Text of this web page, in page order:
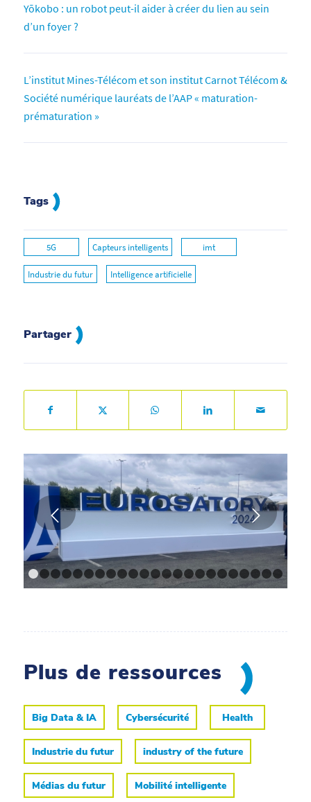
Yōkobo : un robot peut-il aider à créer du lien au sein
d’un foyer ?
L’institut Mines-Télécom et son institut Carnot Télécom &
Société numérique lauréats de l’AAP « maturation-
prématuration »
Tags
5G Capteurs intelligents imt
Industrie du futur Intelligence artificielle
Partager
1 4 5 7 8 9 10 11 12131415 16 17
Plus de ressources
Big Data & IA Cybersécurité Health
Industrie du futur industry of the future
Médias du futur Mobilité intelligente